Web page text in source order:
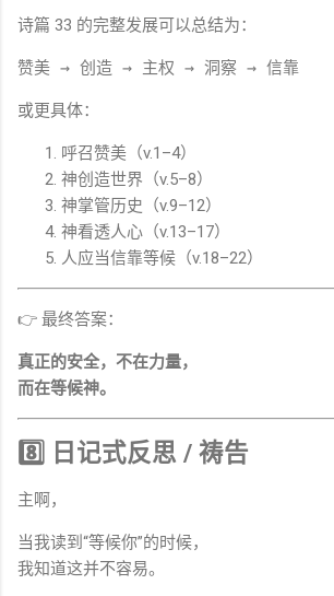
诗篇 33 的完整发展可以总结为：
赞美 → 创造 → 主权 → 洞察 → 信靠
或更具体：
呼召赞美（v.1–4）
神创造世界（v.5–8）
神掌管历史（v.9–12）
神看透人心（v.13–17）
人应当信靠等候（v.18–22）
👉 最终答案：
真正的安全，不在力量，
而在等候神。
8️⃣ 日记式反思 / 祷告
主啊，
当我读到“等候你”的时候，
我知道这并不容易。